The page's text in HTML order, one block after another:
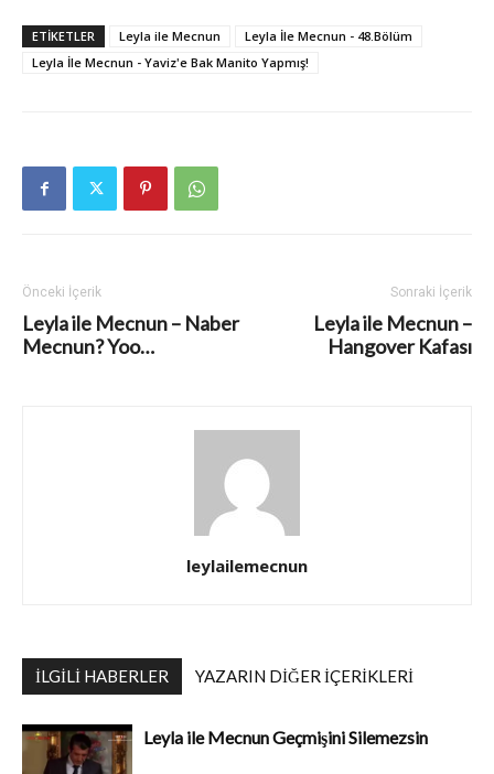
ETIKETLER Leyla ile Mecnun
Leyla İle Mecnun - 48.Bölüm
Leyla İle Mecnun - Yaviz'e Bak Manito Yapmış!
Önceki İçerik
Leyla ile Mecnun – Naber
Mecnun? Yoo…
Sonraki İçerik
Leyla ile Mecnun –
Hangover Kafası
leylailemecnun
İLGILI HABERLER YAZARIN DIĞER İÇERIKLERI
Leyla ile Mecnun Geçmişini Silemezsin